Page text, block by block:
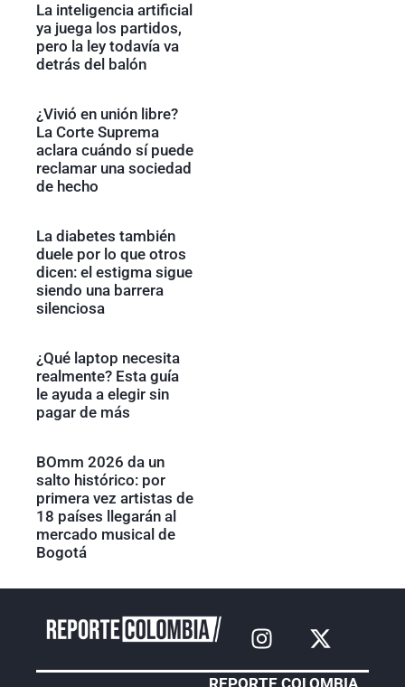
La inteligencia artificial
ya juega los partidos,
pero la ley todavía va
detrás del balón
¿Vivió en unión libre?
La Corte Suprema
aclara cuándo sí puede
reclamar una sociedad
de hecho
La diabetes también
duele por lo que otros
dicen: el estigma sigue
siendo una barrera
silenciosa
¿Qué laptop necesita
realmente? Esta guía
le ayuda a elegir sin
pagar de más
BOmm 2026 da un
salto histórico: por
primera vez artistas de
18 países llegarán al
mercado musical de
Bogotá
REPORTE COLOMBIA